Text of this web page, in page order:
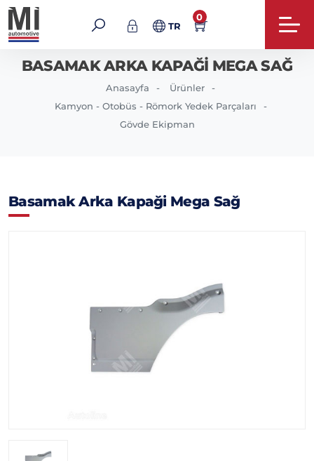
TR
0
BASAMAK ARKA KAPAĞI MEGA SAĞ
Anasayfa
Ürünler
Kamyon - Otobüs - Römork Yedek Parçaları
Gövde Ekipman
Basamak Arka Kapaği Mega Sağ